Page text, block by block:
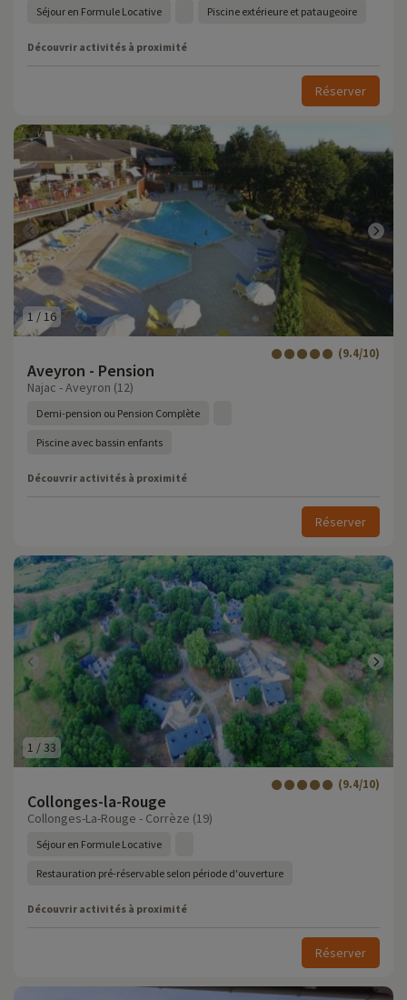
Séjour en Formule Locative Piscine extérieure et pataugeoire
Découvrir activités à proximité
Réserver
1/16
Aveyron - Pension
(9.4/10)
Najac - Aveyron (12)
Demi-pension ou Pension Complète
Piscine avec bassin enfants
Découvrir activités à proximité
Réserver
1 /33
Collonges-la-Rouge
(9.4/10)
Collonges-La-Rouge - Corrèze (19)
Séjour en Formule Locative
Restauration pré-réservable selon période d'ouverture
Découvrir activités à proximité
Réserver